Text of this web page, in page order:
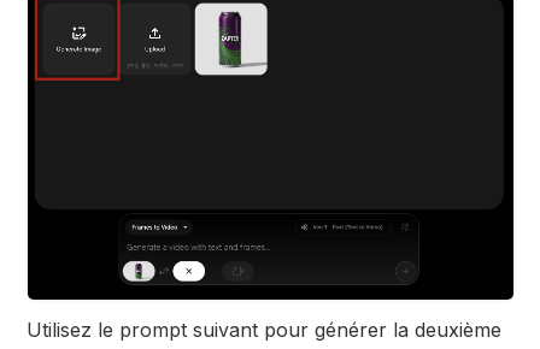
Utilisez le prompt suivant pour générer la deuxième